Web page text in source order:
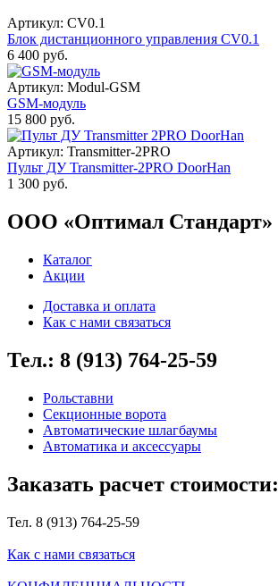
Артикул: CV0.1
Блок дистанционного управления CV0.1
6 400 руб.
Артикул: Modul-GSM
GSM-модуль
15 800 руб.
Артикул: Transmitter-2PRO
Пульт ДУ Transmitter-2PRO DoorHan
1 300 руб.
ООО «Оптимал Стандарт»
Каталог
Акции
Доставка и оплата
Как с нами связаться
Тел.: 8 (913) 764-25-59
Рольставни
Секционные ворота
Автоматические шлагбаумы
Автоматика и аксессуары
Заказать расчет стоимости:
Тел. 8 (913) 764-25-59
Как с нами связаться